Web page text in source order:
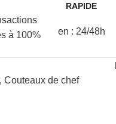
à 100%
RAPIDE
en : 24/48h
, Couteaux de chef